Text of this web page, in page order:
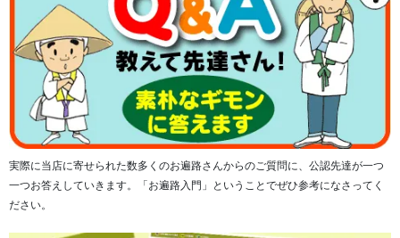
実際に当店に寄せられた数多くのお遍路さんからのご質問に、公認先達が一つ
一つお答えしていきます。「お遍路入門」ということでぜひ参考になさってく
ださい。